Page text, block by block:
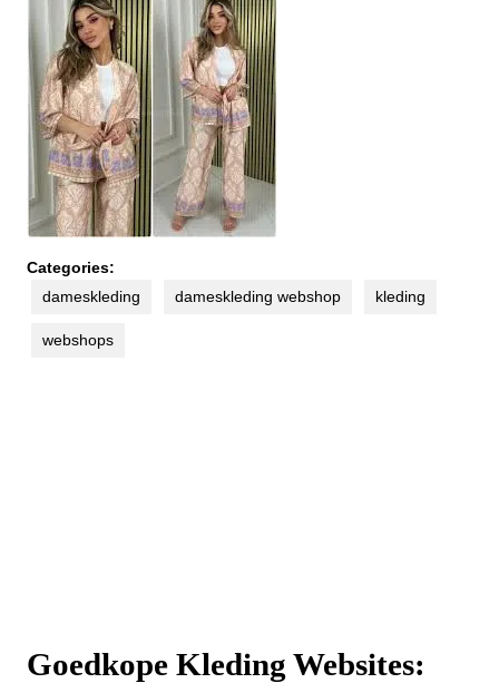
Categories:
dameskleding
dameskleding webshop kleding
webshops
Goedkope Kleding Websites: